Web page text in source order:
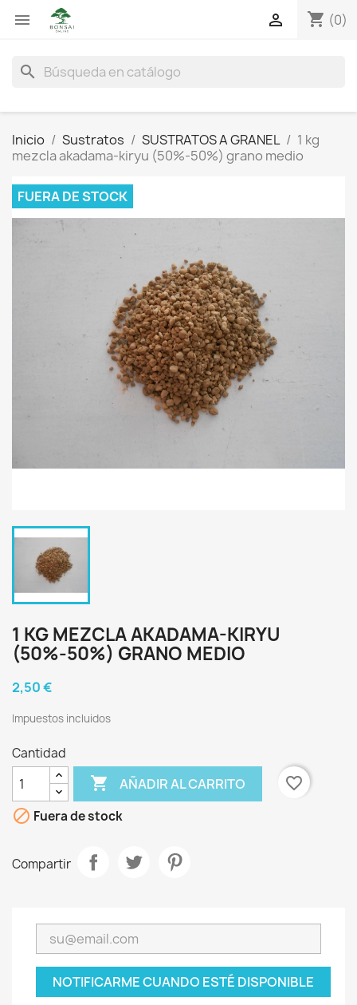
 shopping_cart (0)

search
Inicio Sustratos SUSTRATOS A GRANEL
1 kg
mezcla akadama-kiryu (50%-50%) grano medio
FUERA DE STOCK
1 KG MEZCLA AKADAMA-KIRYU
(50%-50%) GRANO MEDIO
2,50 €
Impuestos incluidos
Cantidad
 AÑADIR AL CARRITO
favorite_border
 Fuera de stock
Compartir
NOTIFICARME CUANDO ESTÉ DISPONIBLE